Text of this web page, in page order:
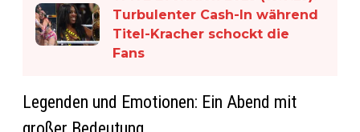
Turbulenter Cash-In während
Titel-Kracher schockt die
Fans
Legenden und Emotionen: Ein Abend mit